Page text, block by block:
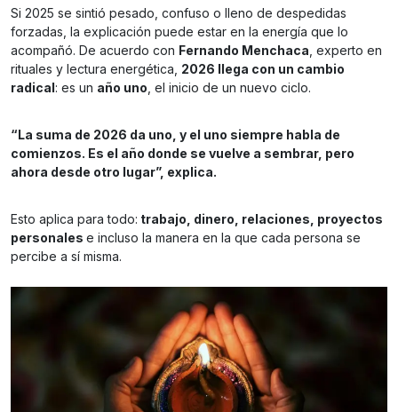
Si 2025 se sintió pesado, confuso o lleno de despedidas
forzadas, la explicación puede estar en la energía que lo
acompañó. De acuerdo con Fernando Menchaca, experto en
rituales y lectura energética, 2026 llega con un cambio
radical : es un año uno, el inicio de un nuevo ciclo.
“La suma de 2026 da uno, y el uno siempre habla de
comienzos. Es el año donde se vuelve a sembrar, pero
ahora desde otro lugar”, explica.
Esto aplica para todo: trabajo, dinero, relaciones, proyectos
personales e incluso la manera en la que cada persona se
percibe a sí misma.